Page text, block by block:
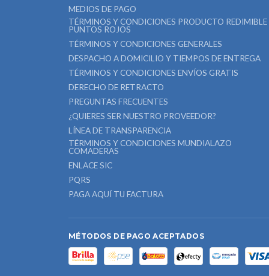
MEDIOS DE PAGO
TÉRMINOS Y CONDICIONES PRODUCTO REDIMIBLE
PUNTOS ROJOS
TÉRMINOS Y CONDICIONES GENERALES
DESPACHO A DOMICILIO Y TIEMPOS DE ENTREGA
TÉRMINOS Y CONDICIONES ENVÍOS GRATIS
DERECHO DE RETRACTO
PREGUNTAS FRECUENTES
¿QUIERES SER NUESTRO PROVEEDOR?
LÍNEA DE TRANSPARENCIA
TÉRMINOS Y CONDICIONES MUNDIALAZO
COMADERAS
ENLACE SIC
PQRS
PAGA AQUÍ TU FACTURA
MÉTODOS DE PAGO ACEPTADOS